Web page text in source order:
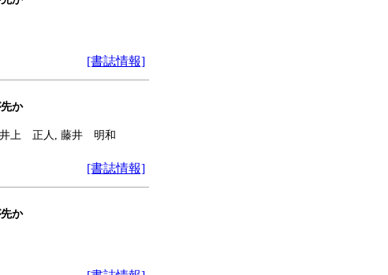
[書誌情報]
か
上 正人, 藤井 明和
[書誌情報]
か